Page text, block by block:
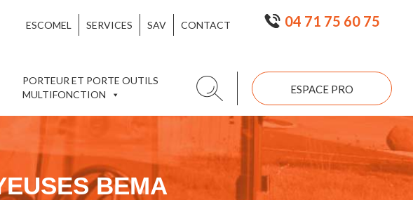
ESCOMEL SERVICES SAV CONTACT
PORTEUR ET PORTE OUTILS
MULTIFONCTION
04 71 75 60 75
ESPACE PRO
BEMA